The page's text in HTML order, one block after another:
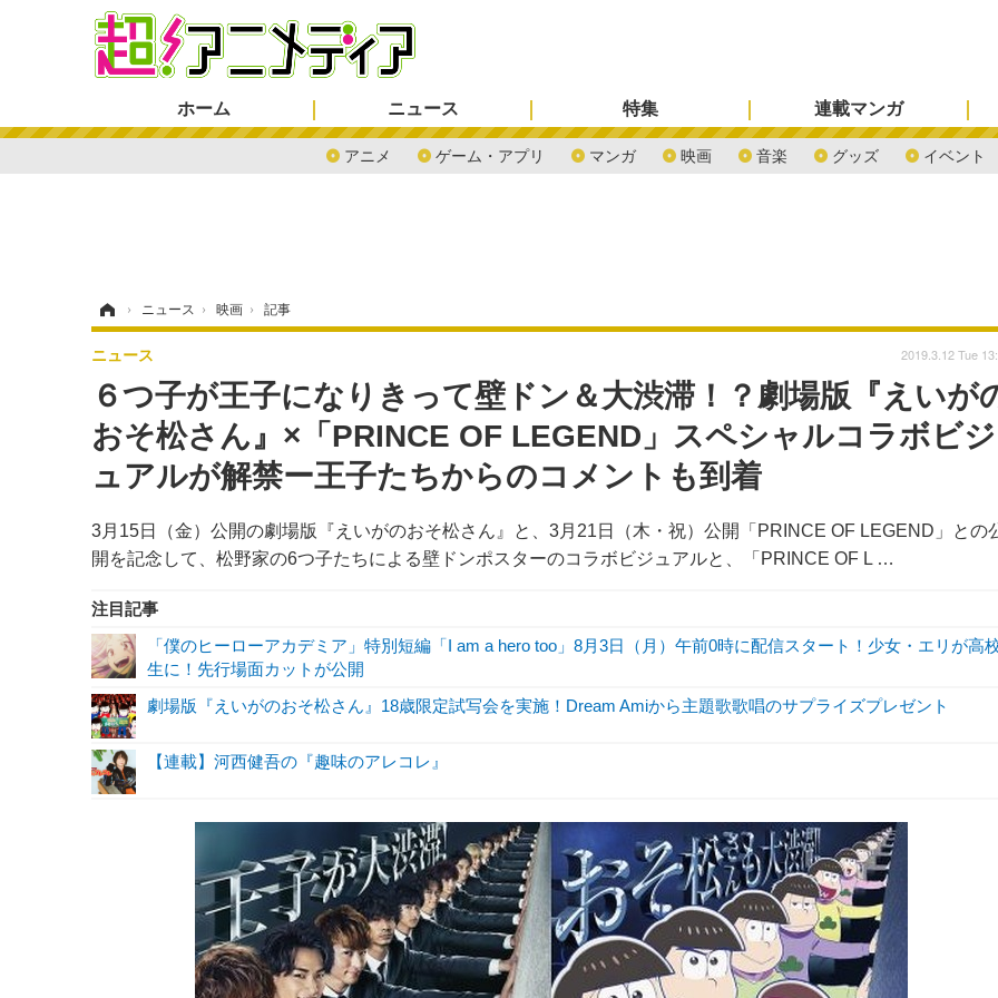
ホーム ニュース
アニメ ゲーム・アプリ マンガ 映画 音楽 グッズ イベント
特集 連載マンガ
› ニュース › 映画 › 記事
６つ子が王子になりきって壁ドン＆大渋滞！？劇場版『えいが
おそ松さん』×「PRINCE OF LEGEND」スペシャルコラボビジ
ュアルが解禁ー王子たちからのコメントも到着
3月15日（金）公開の劇場版『えいがのおそ松さん』と、3月21日（木・祝）公開「PRINCE OF LEGEND」との
開を記念して、松野家の6つ子たちによる壁ドンポスターのコラボビジュアルと、「PRINCE OF L …
ニュース 2019.3.12 Tue
注目記事
「僕のヒーローアカデミア」特別短編「I am a hero too」8月3日（月）午前0時に配信スタート！少女・エリが高
生に！先行場面カットが公開
劇場版『えいがのおそ松さん』18歳限定試写会を実施！Dream Amiから主題歌歌唱のサプライズプレゼント
【連載】河西健吾の『趣味のアレコレ』